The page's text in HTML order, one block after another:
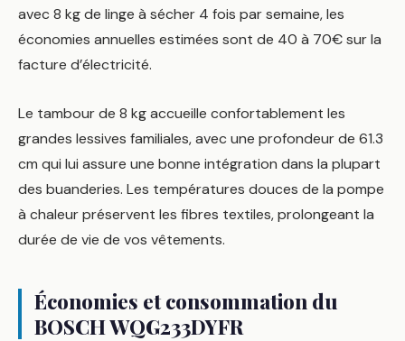
avec 8 kg de linge à sécher 4 fois par semaine, les
économies annuelles estimées sont de 40 à 70€ sur la
facture d’électricité.
Le tambour de 8 kg accueille confortablement les
grandes lessives familiales, avec une profondeur de 61.3
cm qui lui assure une bonne intégration dans la plupart
des buanderies. Les températures douces de la pompe
à chaleur préservent les fibres textiles, prolongeant la
durée de vie de vos vêtements.
Économies et consommation du
BOSCH WQG233DYFR